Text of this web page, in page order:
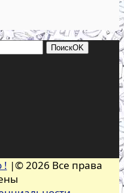
ПоискOK
! |© 2026 Все права